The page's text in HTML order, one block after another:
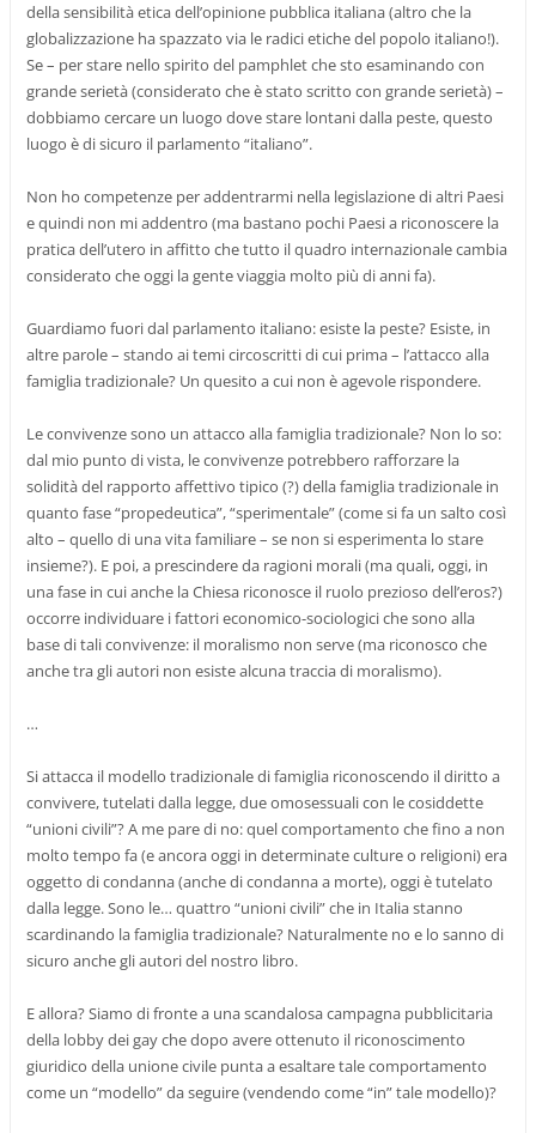
della sensibilità etica dell’opinione pubblica italiana (altro che la
globalizzazione ha spazzato via le radici etiche del popolo italiano!).
Se – per stare nello spirito del pamphlet che sto esaminando con
grande serietà (considerato che è stato scritto con grande serietà) –
dobbiamo cercare un luogo dove stare lontani dalla peste, questo
luogo è di sicuro il parlamento “italiano”.
Non ho competenze per addentrarmi nella legislazione di altri Paesi
e quindi non mi addentro (ma bastano pochi Paesi a riconoscere la
pratica dell’utero in affitto che tutto il quadro internazionale cambia
considerato che oggi la gente viaggia molto più di anni fa).
Guardiamo fuori dal parlamento italiano: esiste la peste? Esiste, in
altre parole – stando ai temi circoscritti di cui prima – l’attacco alla
famiglia tradizionale? Un quesito a cui non è agevole rispondere.
Le convivenze sono un attacco alla famiglia tradizionale? Non lo so:
dal mio punto di vista, le convivenze potrebbero rafforzare la
solidità del rapporto affettivo tipico (?) della famiglia tradizionale in
quanto fase “propedeutica”, “sperimentale” (come si fa un salto così
alto – quello di una vita familiare – se non si esperimenta lo stare
insieme?). E poi, a prescindere da ragioni morali (ma quali, oggi, in
una fase in cui anche la Chiesa riconosce il ruolo prezioso dell’eros?)
occorre individuare i fattori economico-sociologici che sono alla
base di tali convivenze: il moralismo non serve (ma riconosco che
anche tra gli autori non esiste alcuna traccia di moralismo).
…
Si attacca il modello tradizionale di famiglia riconoscendo il diritto a
convivere, tutelati dalla legge, due omosessuali con le cosiddette
“unioni civili”? A me pare di no: quel comportamento che fino a non
molto tempo fa (e ancora oggi in determinate culture o religioni) era
oggetto di condanna (anche di condanna a morte), oggi è tutelato
dalla legge. Sono le… quattro “unioni civili” che in Italia stanno
scardinando la famiglia tradizionale? Naturalmente no e lo sanno di
sicuro anche gli autori del nostro libro.
E allora? Siamo di fronte a una scandalosa campagna pubblicitaria
della lobby dei gay che dopo avere ottenuto il riconoscimento
giuridico della unione civile punta a esaltare tale comportamento
come un “modello” da seguire (vendendo come “in” tale modello)?